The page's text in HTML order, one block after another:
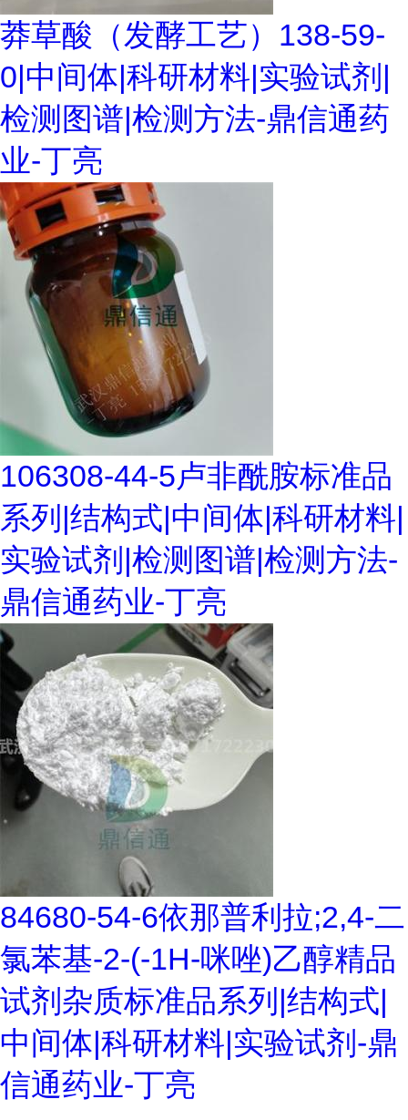
莽草酸（发酵工艺）138-59-
0|中间体|科研材料|实验试剂|
检测图谱|检测方法-鼎信通药
业-丁亮
106308-44-5卢非酰胺标准品
系列|结构式|中间体|科研材料|
实验试剂|检测图谱|检测方法-
鼎信通药业-丁亮
84680-54-6依那普利拉;2,4-二
氯苯基-2-(-1H-咪唑)乙醇精品
试剂杂质标准品系列|结构式|
中间体|科研材料|实验试剂-鼎
信通药业-丁亮